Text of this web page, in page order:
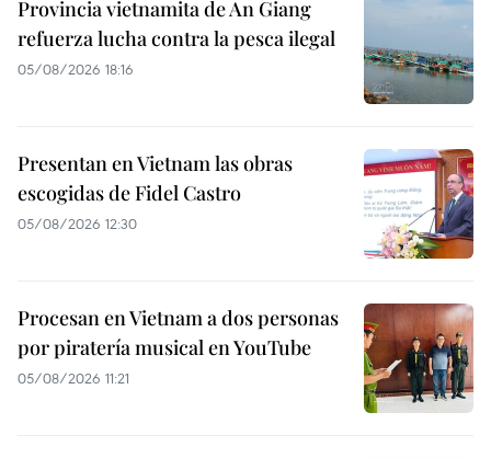
Provincia vietnamita de An Giang
refuerza lucha contra la pesca ilegal
05/08/2026 18:16
Presentan en Vietnam las obras
escogidas de Fidel Castro
05/08/2026 12:30
Procesan en Vietnam a dos personas
por piratería musical en YouTube
05/08/2026 11:21